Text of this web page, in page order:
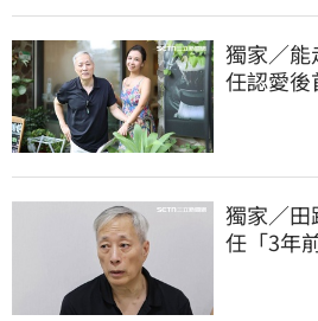
獨家／能
任認愛
獨家／田
任「3年